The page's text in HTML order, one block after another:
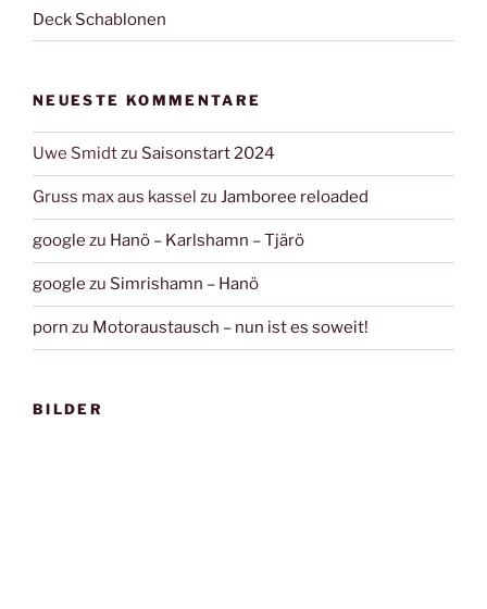
Deck Schablonen
NEUESTE KOMMENTARE
Uwe Smidtzu Saisonstart 2024
Gruss max aus kassel zu Jamboree reloaded
google zu Hanö – Karlshamn – Tjärö
google zu Simrishamn – Hanö
porn zu Motoraustausch – nun ist es soweit!
BILDER